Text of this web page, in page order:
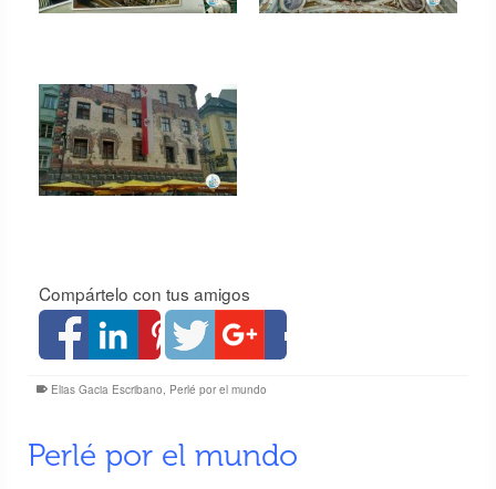
Compártelo con tus amigos
Elias Gacia Escribano Perlé por el mundo
Perlé por el mundo